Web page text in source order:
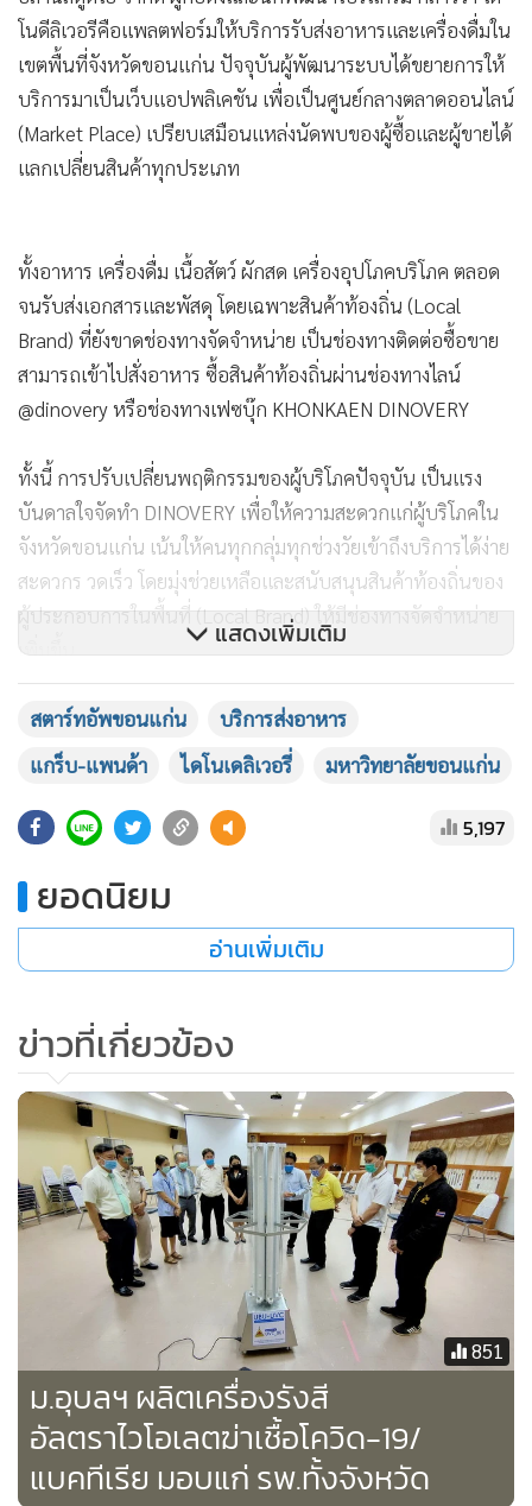
โนดีลิเวอรีคือแพลตฟอร์มให้บริการรับส่งอาหารและเครื่องดื่มใน
เขตพื้นที่จังหวัดขอนแก่น ปัจจุบันผู้พัฒนาระบบได้ขยายการให้
บริการมาเป็นเว็บแอปพลิเคชัน เพื่อเป็นศูนย์กลางตลาดออนไลน์
(Market Place) เปรียบเสมือนแหล่งนัดพบของผู้ซื้อและผู้ขายได้
แลกเปลี่ยนสินค้าทุกประเภท
ทั้งอาหาร เครื่องดื่ม เนื้อสัตว์ ผักสด เครื่องอุปโภคบริโภค ตลอด
จนรับส่งเอกสารและพัสดุ โดยเฉพาะสินค้าท้องถิ่น (Local
Brand) ที่ยังขาดช่องทางจัดจำหน่าย เป็นช่องทางติดต่อซื้อขาย
สามารถเข้าไปสั่งอาหาร ซื้อสินค้าท้องถิ่นผ่านช่องทางไลน์
@dinovery หรือช่องทางเฟซบุ๊ก KHONKAEN DINOVERY
ทั้งนี้ การปรับเปลี่ยนพฤติกรรมของผู้บริโภคปัจจุบัน เป็นแรง
บันดาลใจจัดทำ DINOVERY เพื่อให้ความสะดวกแก่ผู้บริโภคใน
จังหวัดขอนแก่น เน้นให้คนทุกกลุ่มทุกช่วงวัยเข้าถึงบริการได้ง่าย
สะดวกร วดเร็ว โดยมุ่งช่วยเหลือและสนับสนุนสินค้าท้องถิ่นของ
ผู้ประกอบการในพื้นที่ (Local Brand) ให้มีช่องทางจัดจำหน่าย
เพิ่มขึ้น
ด้าน ดร.อภิรชัย วงษ์ศรีวรพล ผู้อำนวยการอุทยานวิทยาศาสตร์
แสดงเพิ่มเติม
สตาร์ทอัพขอนแก่น
บริการส่งอาหาร
แกร็บ-แพนด้า
ไดโนเดลิเวอรี่ มหาวิทยาลัยขอนแก่น
5,197
ยอดนิยม
อ่านเพิ่มเติม
ข่าวที่เกี่ยวข้อง
851
ม.อุบลฯ ผลิตเครื่องรังสี
อัลตราไวโอเลตฆ่าเชื้อโควิด-19/
แบคทีเรีย มอบแก่ รพ.ทั้งจังหวัด